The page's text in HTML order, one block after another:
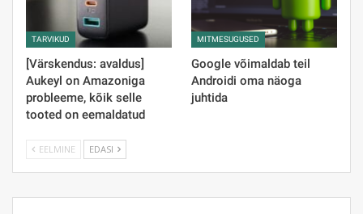
TARVIKUD
[Värskendus: avaldus]
Aukeyl on Amazoniga
probleeme, kõik selle
tooted on eemaldatud
MITMESUGUSED
Google võimaldab teil
Androidi oma näoga
juhtida
EELMINE EDASI